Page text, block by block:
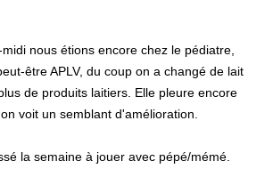
nous étions encore chez le pédiatre,
être APLV, du coup on a changé de lait
de produits laitiers. Elle pleure encore
voit un semblant d'amélioration.
la semaine à jouer avec pépé/mémé.